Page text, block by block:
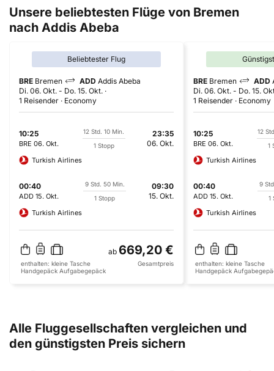
Unsere beliebtesten Flüge von Bremen
nach Addis Abeba
Beliebtester Flug
BRE Bremen ADD Addis Abeba
Di. 06. Okt. - Do. 15. Okt.
1 Reisender
Economy
10:25
BRE 06. Okt.
12 Std. 10 Min.
1 Stopp
23:35
06. Okt.
Turkish Airlines
00:40
ADD 15. Okt.
9 Std. 50 Min.
1 Stopp
09:30
15. Okt.
Turkish Airlines
ab 669,20 €
enthalten: kleine Tasche
Handgepäck Aufgabegepäck
Gesamtpreis
BRE Bremen ADD
Di. 06. Okt. - Do. 15.
1 Reisender
Economy
10:25
BRE 06. Okt.
12
1
Turkish Airlines
00:40
ADD 15. Okt.
9
1
Turkish Airlines
enthalten: kleine Tasche
Handgepäck
Alle Fluggesellschaften vergleichen und
den günstigsten Preis sichern